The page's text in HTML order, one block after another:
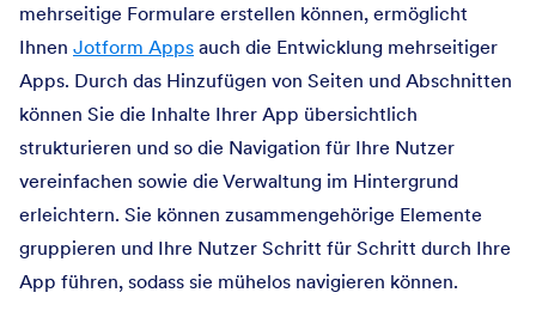
mehrseitige Formulare erstellen können, ermöglicht
Ihnen Jotform Apps auch die Entwicklung mehrseitiger
Apps. Durch das Hinzufügen von Seiten und Abschnitten
können Sie die Inhalte Ihrer App übersichtlich
strukturieren und so die Navigation für Ihre Nutzer
vereinfachen sowie die Verwaltung im Hintergrund
erleichtern. Sie können zusammengehörige Elemente
gruppieren und Ihre Nutzer Schritt für Schritt durch Ihre
App führen, sodass sie mühelos navigieren können.